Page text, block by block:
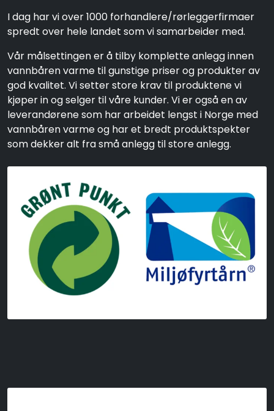
I dag har vi over 1000 forhandlere/rørleggerfirmaer
spredt over hele landet som vi samarbeider med.
Vår målsettingen er å tilby komplette anlegg innen
vannbåren varme til gunstige priser og produkter av
god kvalitet. Vi setter store krav til produktene vi
kjøper in og selger til våre kunder. Vi er også en av
leverandørene som har arbeidet lengst i Norge med
vannbåren varme og har et bredt produktspekter
som dekker alt fra små anlegg til store anlegg.